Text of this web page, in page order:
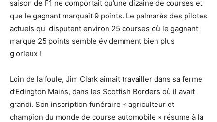
saison de F1 ne comportait qu’une dizaine de courses et
que le gagnant marquait 9 points. Le palmarès des pilotes
actuels qui disputent environ 25 courses où le gagnant
marque 25 points semble évidemment bien plus
glorieux !
Loin de la foule, Jim Clark aimait travailler dans sa ferme
d’Edington Mains, dans les Scottish Borders où il avait
grandi. Son inscription funéraire « agriculteur et
champion du monde de course automobile » résume à la